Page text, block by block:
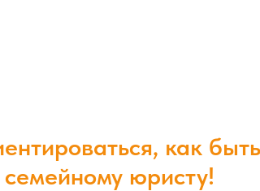
как
семейному юристу!